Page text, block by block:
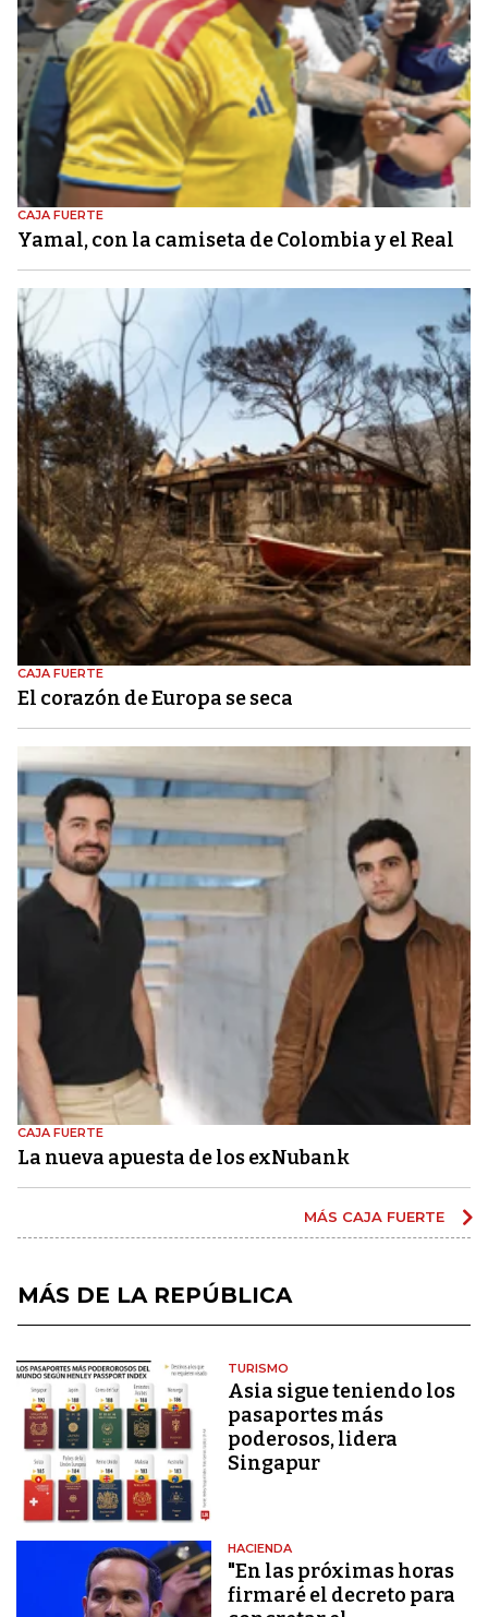
CAJA FUERTE
Yamal, con la camiseta de Colombia y el Real
CAJA FUERTE
El corazón de Europa se seca
CAJA FUERTE
La nueva apuesta de los exNubank
MÁS CAJA FUERTE
MÁS DE LA REPÚBLICA
TURISMO
Asia sigue teniendo los
pasaportes más
poderosos, lidera
Singapur
HACIENDA
"En las próximas horas
firmaré el decreto para